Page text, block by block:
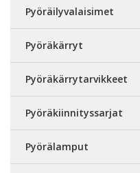
Pyöräilyvalaisimet
Pyöräkärryt
Pyöräkärrytarvikkeet
Pyöräkiinnityssarjat
Pyörälamput